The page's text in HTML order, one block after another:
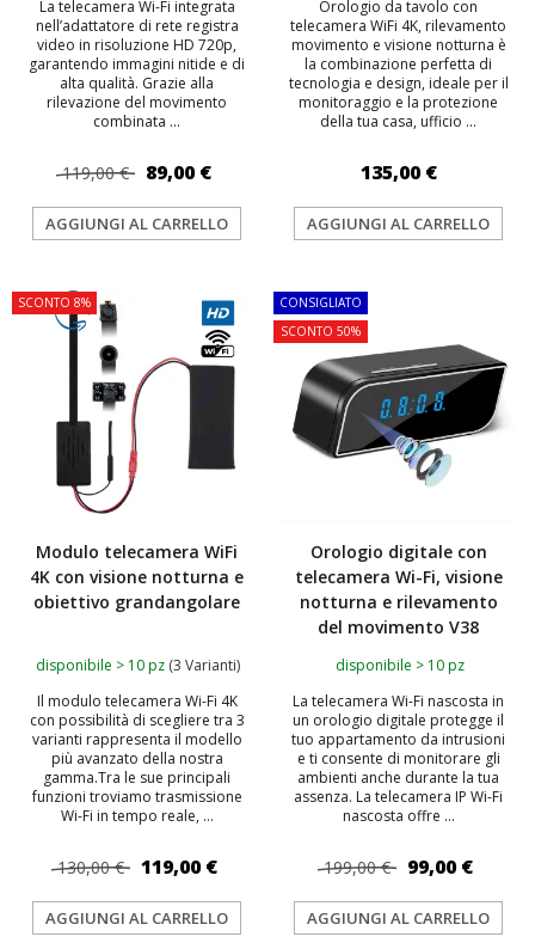
La telecamera Wi-Fi integrata
nell’adattatore di rete registra
video in risoluzione HD 720p,
garantendo immagini nitide e di
alta qualità. Grazie alla
rilevazione del movimento
combinata ...
119,00 € 89,00 €
AGGIUNGI AL CARRELLO
Orologio da tavolo con
telecamera WiFi 4K, rilevamento
movimento e visione notturna è
la combinazione perfetta di
tecnologia e design, ideale per il
monitoraggio e la protezione
della tua casa, ufficio ...
135,00 €
AGGIUNGI AL CARRELLO
SCONTO 8%
Modulo telecamera WiFi
4K con visione notturna e
obiettivo grandangolare
disponibile > 10 pz (3 Varianti)
Il modulo telecamera Wi-Fi 4K
con possibilità di scegliere tra 3
varianti rappresenta il modello
più avanzato della nostra
gamma.Tra le sue principali
funzioni troviamo trasmissione
Wi-Fi in tempo reale, ...
130,00 € 119,00 €
AGGIUNGI AL CARRELLO
CONSIGLIATO
SCONTO 50%
Orologio digitale con
telecamera Wi-Fi, visione
notturna e rilevamento
del movimento V38
disponibile > 10 pz
La telecamera Wi-Fi nascosta in
un orologio digitale protegge il
tuo appartamento da intrusioni
e ti consente di monitorare gli
ambienti anche durante la tua
assenza. La telecamera IP Wi-Fi
nascosta offre ...
199,00 € 99,00 €
AGGIUNGI AL CARRELLO